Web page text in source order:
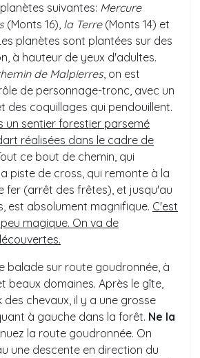
suivantes: Mercure
(Monts 16), la Terre(Monts 14) et
planètes sont plantées sur des
à hauteur de yeux d'adultes.
de Malpierres, on est
de personnage-tronc, avec un
des coquillages qui pendouillent.
un sentier forestier parsemé
réalisées dans le cadre de
ce bout de chemin, qui
piste de cross, qui remonte à la
fer (arrêt des frêtes), et jusqu'au
est absolument magnifique. C'est
magique. On va de
balade sur route goudronnée, à
beaux domaines. Après le gîte,
chevaux, il y a une grosse
à gauche dans la forêt. Ne la
la route goudronnée. On
une descente en direction du